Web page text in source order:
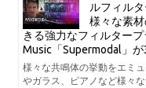
ルフィル
様々な素
きる強力なフィルター
Music「Supermodal」が
様々な共鳴体の挙動をエミ
やガラス、ピアノなど様々